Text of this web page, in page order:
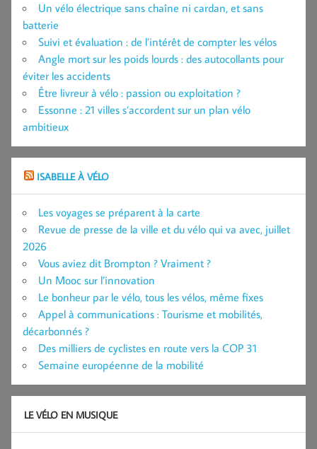
Un vélo électrique sans chaîne ni cardan, et sans
batterie
Suivi et évaluation : de l’intérêt de compter les vélos
Angle mort sur les poids lourds : des autocollants pour
éviter les accidents
Être livreur à vélo : passion ou exploitation ?
Essonne : 21 villes s’accordent sur un plan vélo
ambitieux
ISABELLE À VÉLO
Les voyages se préparent à la carte
Revue de presse de la ville et du vélo qui va avec, juillet
2026
Vous aviez dit Brompton ? Vraiment ?
Un Mooc sur l’innovation
Le bonheur par le vélo, tous les vélos, même fixes
Appel à communications : Tourisme et mobilités,
décarbonnés ?
Des milliers de cyclistes en route vers la COP 31
Semaine européenne de la mobilité
LE VÉLO EN MUSIQUE